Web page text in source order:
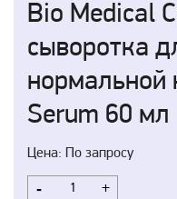
Bio Medical
сыворотка
Serum 60 мл
Цена: По запросу
- +